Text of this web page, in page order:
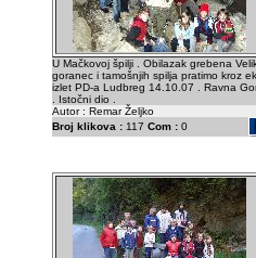
U Mačkovoj špilji . Obilazak grebena
goranec i tamošnjih spilja pratimo kroz
izlet PD-a Ludbreg 14.10.07 . Ravna
. Istočni dio .
Autor : Remar Željko
Broj klikova :117 Com :0